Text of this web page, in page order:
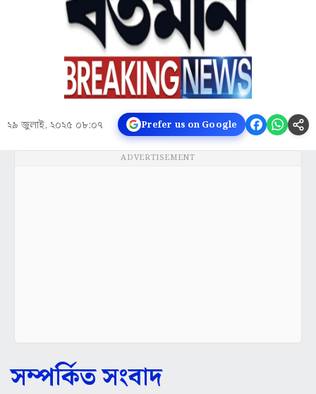
২৯ জুলাই, ২০২৫ ০৮:০৭ Prefer us on Google
ADVERTISEMENT
সম্পর্কিত সংবাদ